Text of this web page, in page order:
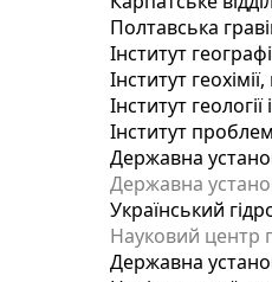
Полтавська
Інститут
Інститут
Інститут
Інститут
Державна
Державна
Український
Науковий центр
Державна